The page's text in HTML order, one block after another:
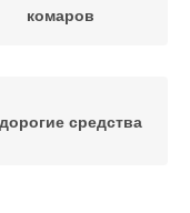
комаров
средства